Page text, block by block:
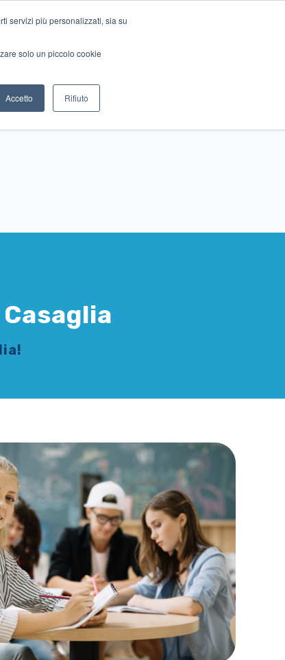
servizi più personalizzati, sia su
solo un piccolo cookie
Accetto Rifiuto